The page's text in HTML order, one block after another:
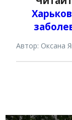
Автор: Оксана